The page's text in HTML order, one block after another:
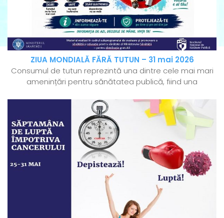
ZIUA MONDIALĂ FĂRĂ TUTUN – 31 mai 2026
Consumul de tutun reprezintă una dintre cele mai mari
amenințări pentru sănătatea publică, fiind una